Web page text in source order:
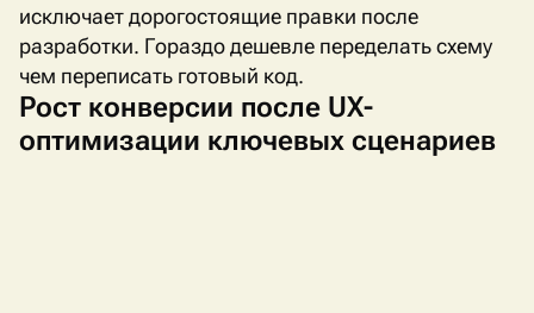
исключает дорогостоящие правки после
разработки. Гораздо дешевле переделать схему
чем переписать готовый код.
Рост конверсии после UX-
оптимизации ключевых сценариев